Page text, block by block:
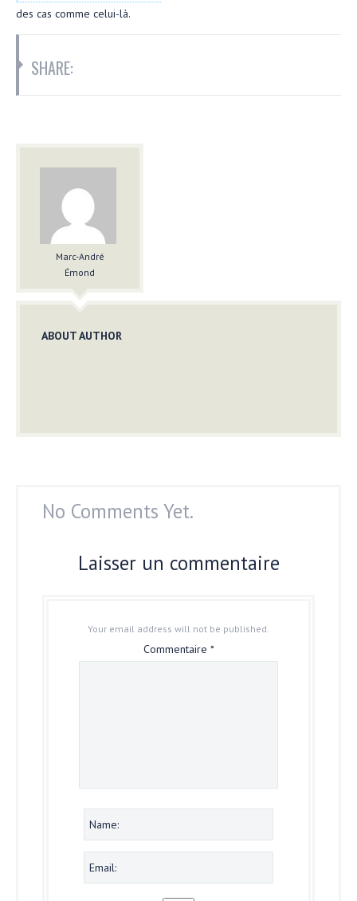
des cas comme celui-là.
SHARE:
Marc-André
Émond
ABOUT AUTHOR
No Comments Yet.
Laisser un commentaire
Your email address will not be published.
Commentaire *